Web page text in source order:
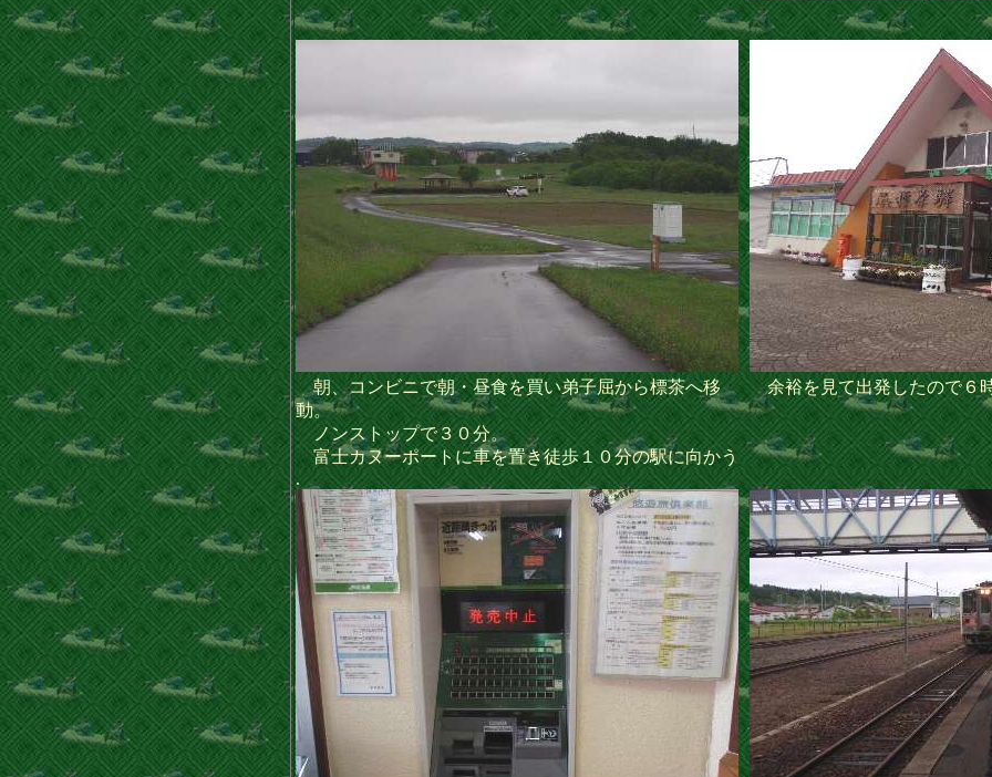
朝、コンビニで朝・昼食を買い弟子屈から標茶へ移
動。
ノンストップで３０分。
富士カヌーポートに車を置き徒歩１０分の駅に向かう
.
余裕を見て出発したので６